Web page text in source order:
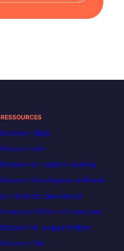
RESSOURCES
Decoded | Blog
Découvrir n8n
Découvrir le machine learning
Découvrir l’intelligence artificielle
Le métier de Data Analyst
Formation POEI en informatique
Découvrir le langage Python
Découvrir SQL